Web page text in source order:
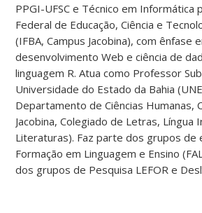
PPGI-UFSC e Técnico em Informática
Federal de Educação, Ciência e
(IFBA, Campus Jacobina), com ênfase
desenvolvimento Web e ciência de
linguagem R. Atua como Professor
Universidade do Estado da Bahia
Departamento de Ciências Humanas,
Jacobina, Colegiado de Letras, Língua
Literaturas). Faz parte dos grupos de
Formação em Linguagem e Ensino
dos grupos de Pesquisa LEFOR e